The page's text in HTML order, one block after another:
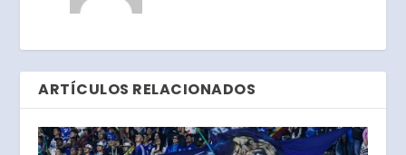
ARTÍCULOS RELACIONADOS